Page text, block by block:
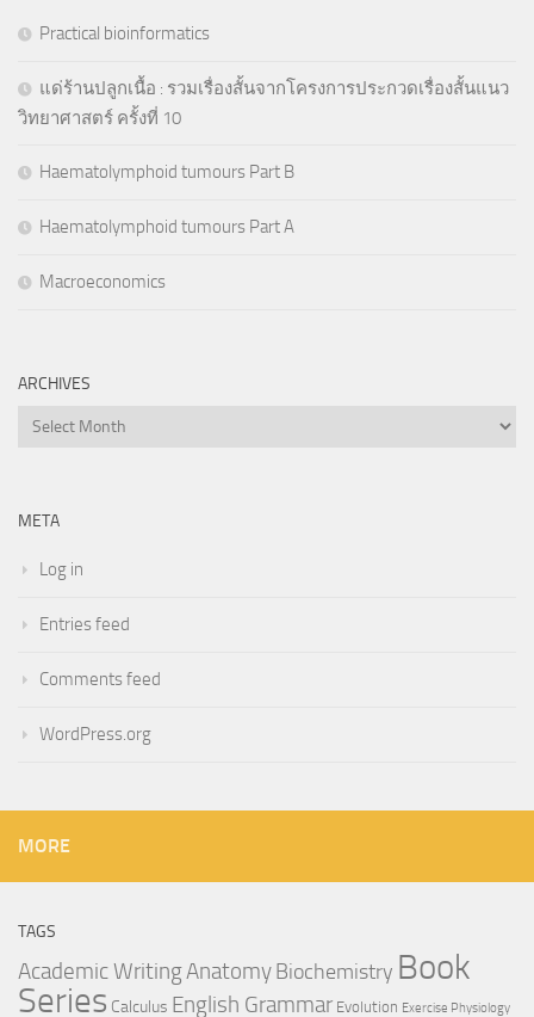
Practical bioinformatics
แด่ร้านปลูกเนื้อ : รวมเรื่องสั้นจากโครงการประกวดเรื่องสั้นแนว
วิทยาศาสตร์ ครั้งที่ 10
Haematolymphoid tumours Part B
Haematolymphoid tumours Part A
Macroeconomics
ARCHIVES
Archives
META
Log in
Entries feed
Comments feed
WordPress.org
MORE
TAGS
Academic WritingAnatomyBiochemistry Book
Series Calculus English Grammar Evolution Exercise Physiology